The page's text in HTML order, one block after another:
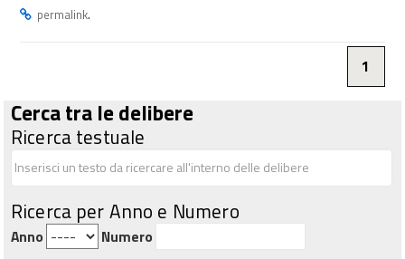
permalink.
1
Cerca tra le delibere
Ricerca testuale
Ricerca per Anno e Numero
Anno Numero